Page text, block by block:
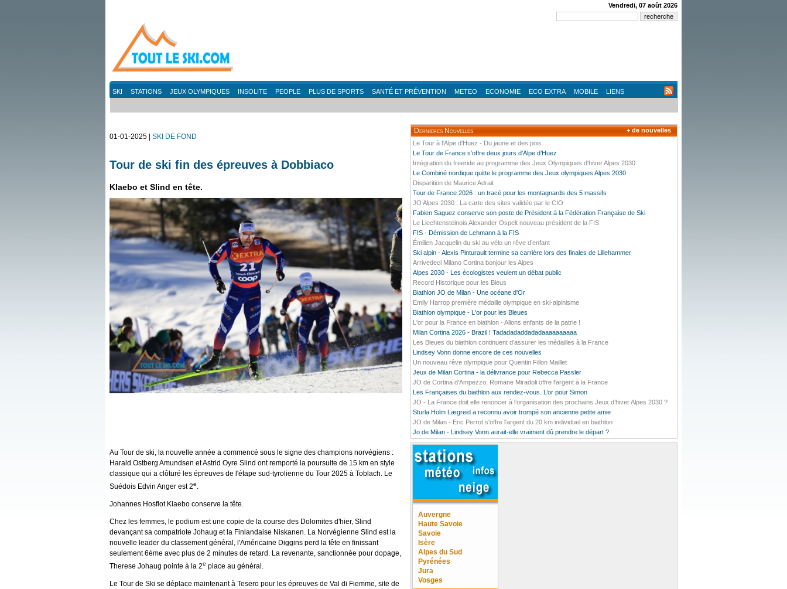
Vendredi, 07 août 2026
SKI STATIONS JEUX OLYMPIQUES INSOLITE PEOPLE PLUS DE SPORTS SANTÉ ET PRÉVENTION METEO ECONOMIE ECO EXTRA MOBILE LIENS
01-01-2025 | SKI DE FOND
Tour de ski fin des épreuves à Dobbiaco
Klaebo et Slind en tête.
Au Tour de ski, la nouvelle année a commencé sous le signe des champions norvégiens :
Harald Ostberg Amundsen et Astrid Oyre Slind ont remporté la poursuite de 15 km en style
classique qui a clôturé les épreuves de l'étape sud-tyrolienne du Tour 2025 à Toblach. Le
Suédois Edvin Anger est 2e.
Johannes Hosflot Klaebo conserve la tête.
Chez les femmes, le podium est une copie de la course des Dolomites d'hier, Slind
devançant sa compatriote Johaug et la Finlandaise Niskanen. La Norvégienne Slind est la
nouvelle leader du classement général, l'Américaine Diggins perd la tête en finissant
seulement 6ème avec plus de 2 minutes de retard. La revenante, sanctionnée pour dopage,
Therese Johaug pointe à la 2e place au général.
Le Tour de Ski se déplace maintenant à Tesero pour les épreuves de Val di Fiemme, site de
Dernieres Nouvelles
Le Tour à l'Alpe d'Huez - Du jaune et des pois
Le Tour de France s’offre deux jours d’Alpe d’Huez
Intégration du freeride au programme des Jeux Olympiques d'hiver Alpes 2030
Le Combiné nordique quitte le programme des Jeux olympiques Alpes 2030
Disparition de Maurice Adrait
Tour de France 2026 : un tracé pour les montagnards des 5 massifs
JO Alpes 2030 : La carte des sites validée par le CIO
Fabien Saguez conserve son poste de Président à la Fédération Française de Ski
Le Liechtensteinois Alexander Ospelt nouveau président de la FIS
FIS - Démission de Lehmann à la FIS
Émilien Jacquelin du ski au vélo un rêve d’enfant
Ski alpin - Alexis Pinturault termine sa carrière lors des finales de Lillehammer
Arrivedeci Milano Cortina bonjour les Alpes
Alpes 2030 - Les écologistes veulent un débat public
Record Historique pour les Bleus
Biathlon JO de Milan - Une océane d'Or
Emily Harrop première médaille olympique en ski-alpinisme
Biathlon olympique - L'or pour les Bleues
L'or pour la France en biathlon - Allons enfants de la patrie !
Milan Cortina 2026 - Brazil ! Tadadadaddadadaaaaaaaaaa
Les Bleues du biathlon continuent d’assurer les médailles à la France
Lindsey Vonn donne encore de ces nouvelles
Un nouveau rêve olympique pour Quentin Fillon Maillet
Jeux de Milan Cortina - la délivrance pour Rebecca Passler
JO de Cortina d'Ampezzo, Romane Miradoli offre l'argent à la France
Les Françaises du biathlon aux rendez-vous. L’or pour Simon
JO - La France doit elle renoncer à l’organisation des prochains Jeux d’hiver Alpes 2030 ?
Sturla Holm Lægreid a reconnu avoir trompé son ancienne petite amie
JO de Milan - Eric Perrot s'offre l'argent du 20 km individuel en biathlon
Jo de Milan - Lindsey Vonn aurait-elle vraiment dû prendre le départ ?
+ de nouvelles
Auvergne
Haute Savoie
Savoie
Isère
Alpes du Sud
Pyrénées
Jura
Vosges